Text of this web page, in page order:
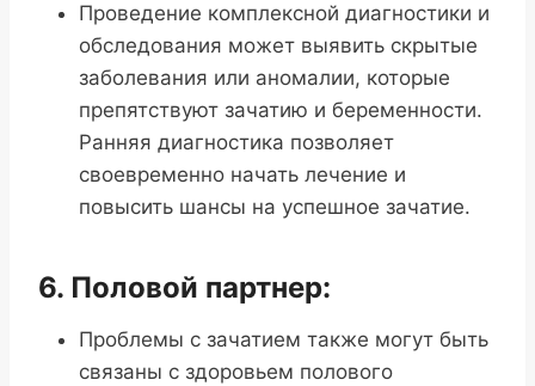
Проведение комплексной диагностики и
обследования может выявить скрытые
заболевания или аномалии, которые
препятствуют зачатию и беременности.
Ранняя диагностика позволяет
своевременно начать лечение и
повысить шансы на успешное зачатие.
6. Половой партнер:
Проблемы с зачатием также могут быть
связаны с здоровьем полового